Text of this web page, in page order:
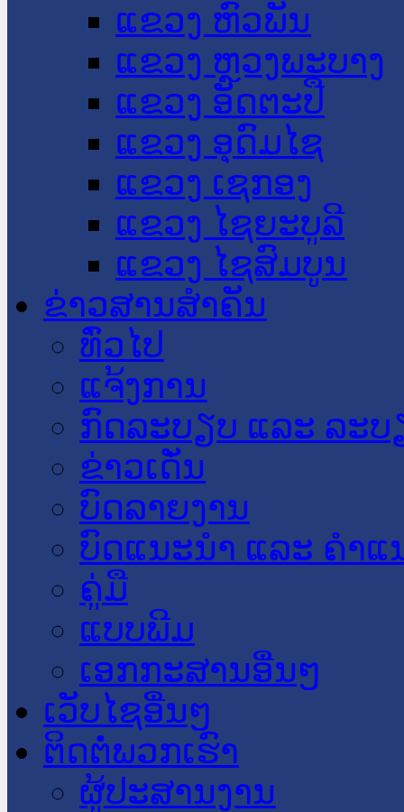
ແຂວງ ຫົວພັນ
ແຂວງ ຫຼວງພະບາງ
ແຂວງ ອັດຕະປື
ແຂວງ ອຸດົມໄຊ
ແຂວງ ເຊກອງ
ແຂວງ ໄຊຍະບູລີ
ແຂວງ ໄຊສົມບູນ
ຂ່າວສານສໍາຄັນ
​ທົ່ວ​ໄປ
ແຈ້ງການ
ກົດລະບຽບ ແລະ ລະບ
ຂ່າວເດັ່ນ
ບົດລາຍງານ
ບົດແນະນໍາ ແລະ ຄໍາແ
ຄູ່ມື
ແບບພີມ
ເອກກະສານອື່ນໆ
ເວັບໄຊອື່ນໆ
ຕິດຕໍ່ພວກເຮົາ
ຜູ້ປະສານງານ